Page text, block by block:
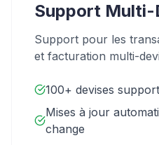
Support Multi-
Support pour les
et facturation multi-
100+ devises
Mises à jour
change